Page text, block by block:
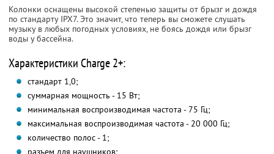
Колонки оснащены высокой степенью защиты от брызг и дождя
по стандарту IPX7. Это значит, что теперь вы сможете слушать
музыку в любых погодных условиях, не боясь дождя или брызг
воды у бассейна.
Характеристики Charge 2+:
стандарт 1,0;
суммарная мощность - 15 Вт;
минимальная воспроизводимая частота - 75 Гц;
максимальная воспроизводимая частота - 20 000 Гц;
количество полос - 1;
разъем для наушников;